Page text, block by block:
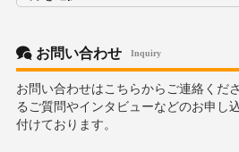
カ
お問い合わせ Inquiry
お問い合わせはこちらからご連絡くだ
るご質問やインタビューなどのお申し
付けております。